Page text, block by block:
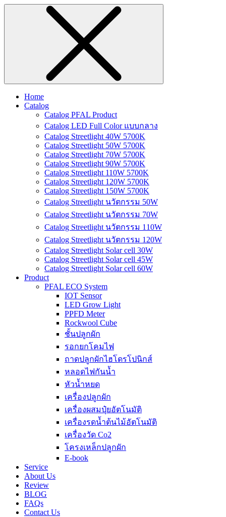
Home
Catalog
Catalog PFAL Product
Catalog LED Full Color แบบกลาง
Catalog Streetlight 40W 5700K
Catalog Streetlight 50W 5700K
Catalog Streetlight 70W 5700K
Catalog Streetlight 90W 5700K
Catalog Streetlight 110W 5700K
Catalog Streetlight 120W 5700K
Catalog Streetlight 150W 5700K
Catalog Streetlight นวัตกรรม 50W
Catalog Streetlight นวัตกรรม 70W
Catalog Streetlight นวัตกรรม 110W
Catalog Streetlight นวัตกรรม 120W
Catalog Streetlight Solar cell 30W
Catalog Streetlight Solar cell 45W
Catalog Streetlight Solar cell 60W
Product
PFAL ECO System
IOT Sensor
LED Grow Light
PPFD Meter
Rockwool Cube
ชั้นปลูกผัก
รอกยกโคมไฟ
ถาดปลูกผักไฮโดรโปนิกส์
หลอดไฟกันน้ำ
หัวน้ำหยด
เครื่องปลูกผัก
เครื่องผสมปุ๋ยอัตโนมัติ
เครื่องรดน้ำต้นไม้อัตโนมัติ
เครื่องวัด Co2
โครงเหล็กปลูกผัก
E-book
Service
About Us
Review
BLOG
FAQs
Contact Us